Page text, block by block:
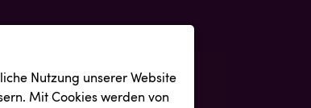
Nutzung unserer Website
Mit Cookies werden von